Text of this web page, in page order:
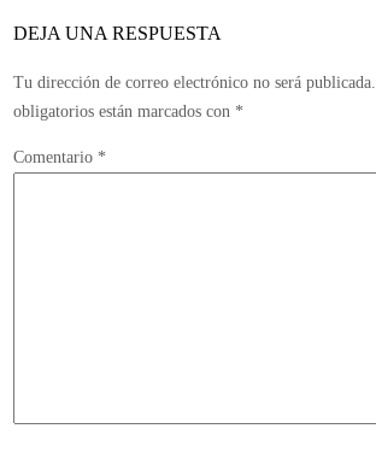
DEJA UNA RESPUESTA
Tu dirección de correo electrónico no será publicada.
obligatorios están marcados con *
Comentario *